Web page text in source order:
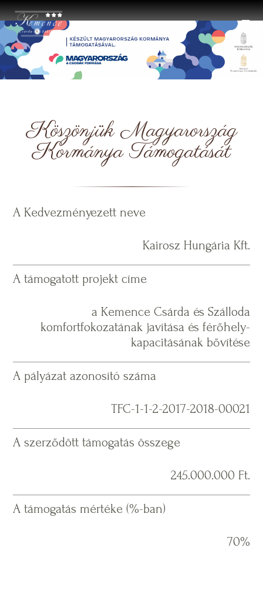
Éttermünk nyitva:
Köszönjük Magyarország
Kormánya Támogatását
A Kedvezményezett neve
Kairosz Hungária Kft.
A támogatott projekt címe
a Kemence Csárda és Szálloda
komfortfokozatának javítása és férőhely-
kapacitásának bővítése
A pályázat azonosító száma
TFC-1-1-2-2017-2018-00021
A szerződött támogatás összege
245.000.000 Ft.
A támogatás mértéke (%-ban)
70%